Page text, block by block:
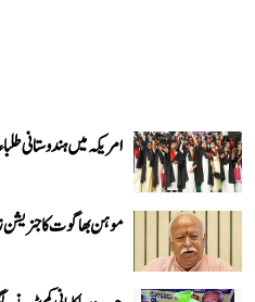
امریکہ میں ہندوستانی طلباء ویزا
موہن بھاگوت کا